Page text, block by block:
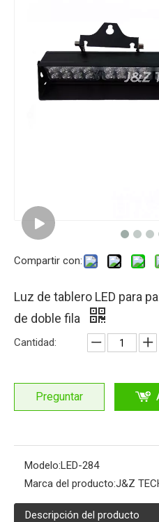
Compartir con:
Luz de tablero LED para
de doble fila
Cantidad:
Preguntar
Modelo:LED-284
Marca del producto:J&Z
Descripción del producto